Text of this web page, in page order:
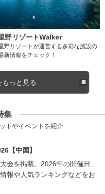
野リゾートWalker
野リゾートが運営する多彩な施設の
新情報をチェック！
もっと見る
集
トやイベントを紹介
【中国】
会を掲載。2026年の開催日、
報や人気ランキングなどをお